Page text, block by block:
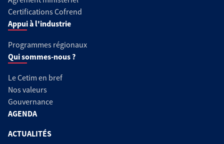
Certifications Cofrend
Appui à l'industrie
Programmes régionaux
Qui sommes-nous ?
Le Cetim en bref
Nos valeurs
Gouvernance
AGENDA
ACTUALITÉS